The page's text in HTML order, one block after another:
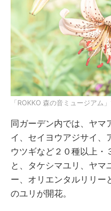
「ROKKO 森の音ミュージアム
同ガーデン内では、ヤマ
イ、セイヨウアジサイ、
ウツギなど２０種以上・
と、タケシマユリ、ヤマ
ー、オリエンタルリリー
のユリが開花。